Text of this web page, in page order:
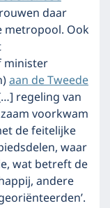
daar
metropool. Ook
minister
aan de Tweede
regeling van
voorkwam
de feitelijke
waar
wat betreft de
andere